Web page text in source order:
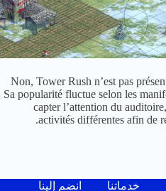
Non, Tower Rush n’est pas
Sa popularité fluctue selon les
capter l’attention du
activités différentes afin de
خدماتنا انضم إلينا